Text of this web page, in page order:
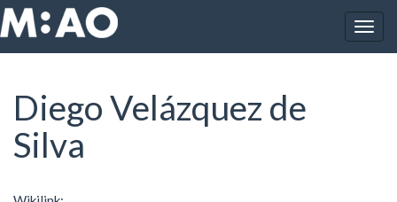
Vés al contingut
Inici Diego Velázquez de Silva
Diego Velázquez de
Silva